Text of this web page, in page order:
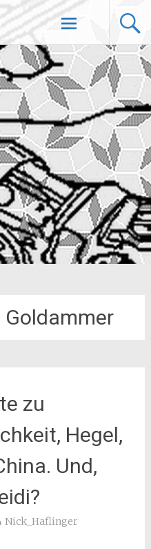
Goldammer
zu
Hegel,
Und,
Nick_Haflinger